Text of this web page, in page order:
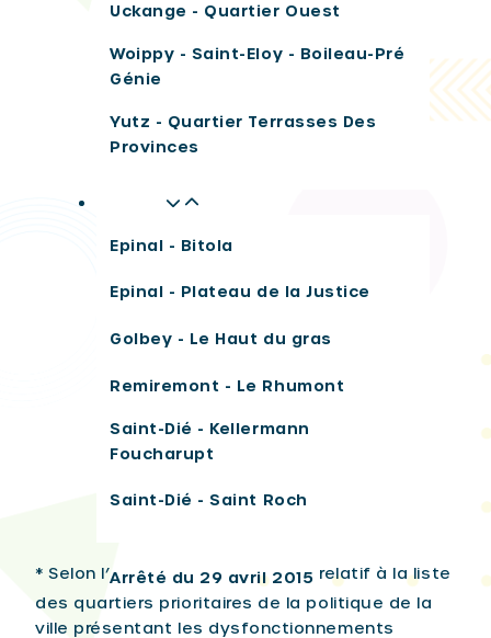
Uckange - Quartier Ouest
Woippy - Saint-Eloy - Boileau-Pré
Génie
Yutz - Quartier Terrasses Des
Provinces
Epinal - Bitola
Epinal - Plateau de la Justice
Golbey - Le Haut du gras
Remiremont - Le Rhumont
Saint-Dié - Kellermann
Foucharupt
Saint-Dié - Saint Roch
* Selon l’Arrêté du 29 avril 2015 relatif à la liste
des quartiers prioritaires de la politique de la
ville présentant les dysfonctionnements